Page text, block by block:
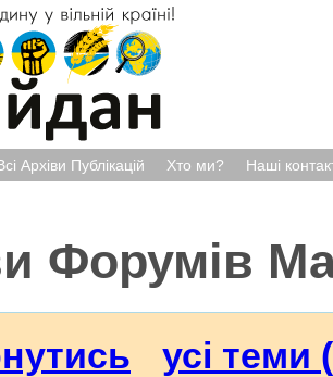
Архіви Публікацій Хто ми? Наші
Форумів
усі теми